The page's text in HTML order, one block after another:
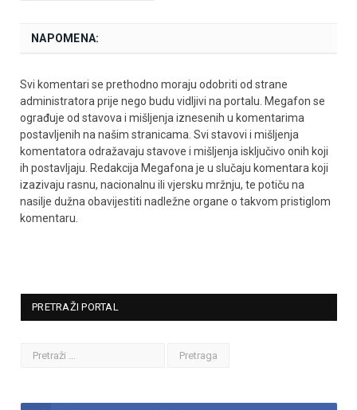
NAPOMENA:
Svi komentari se prethodno moraju odobriti od strane
administratora prije nego budu vidljivi na portalu. Megafon se
ograđuje od stavova i mišljenja iznesenih u komentarima
postavljenih na našim stranicama. Svi stavovi i mišljenja
komentatora odražavaju stavove i mišljenja isključivo onih koji
ih postavljaju. Redakcija Megafona je u slučaju komentara koji
izazivaju rasnu, nacionalnu ili vjersku mržnju, te potiču na
nasilje dužna obavijestiti nadležne organe o takvom pristiglom
komentaru.
PRETRAŽI PORTAL